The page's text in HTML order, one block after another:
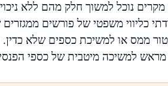
נוכל למשוך חלק מהם ללא
כליווי משפטי של פורשים ממגזרים
ממס או למשיכת כספים שלא כדין.
מראש למשיכה מיטבית של כספי